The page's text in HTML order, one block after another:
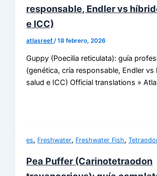
responsable, Endler vs
e ICC)
atlasreef /18 febrero, 2026
Guppy (Poecilia reticulata): guía
(genética, cría responsable, Endler vs
salud e ICC) Official translations »
es, Freshwater, Freshwater Fish,
Pea Puffer (Carinotetraodon